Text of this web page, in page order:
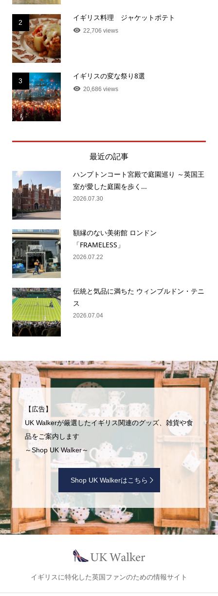
2
イギリス料理 ジャケットポテト
22,706 views
3
イギリスの変な祭り8選
20,686 views
最近の記事
ハンプトンコート宮殿で庭園巡り ～英国王
室が愛した庭園を歩く...
2026.07.30
額縁のない美術館 ロンドン
「FRAMELESS」
2026.07.22
伝統と気品に満ちた ウィンブルドン・テニ
ス
2026.07.04
【広告】
UK Walkerが厳選したイギリス関連のグッズ、雑貨や食
品をご案内します
～Shop UK Walker～
Shop UK Walkerはこちら
イギリスに特化した英国ファンのための情報サイト